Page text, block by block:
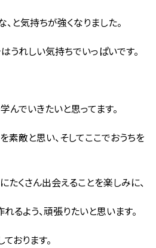
と気持ちが強くなりました。
うれしい気持ちでいっぱいです。
んでいきたいと思ってます。
素敵と思い、そしてここでおうちを
たくさん出会えることを楽しみに、
るよう、頑張りたいと思います。
おります。